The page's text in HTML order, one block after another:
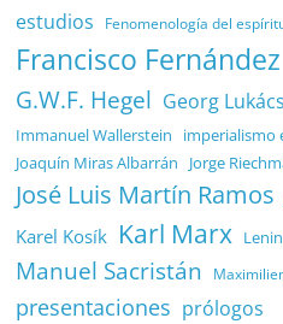
estudios Fenomenología del
Francisco
G.W.F. Hegel Georg Lukács
Immanuel Wallerstein imperialismo
Joaquín Miras Albarrán Jorge
José Luis Martín Ramos
Karel Kosík Karl Marx Lenin
Manuel Sacristán
presentaciones prólogos